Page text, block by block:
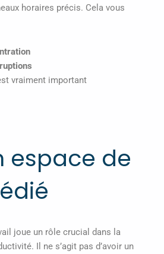
horaires précis. Cela vous
vraiment important
espace de
joue un rôle crucial dans la
Il ne s’agit pas d’avoir un